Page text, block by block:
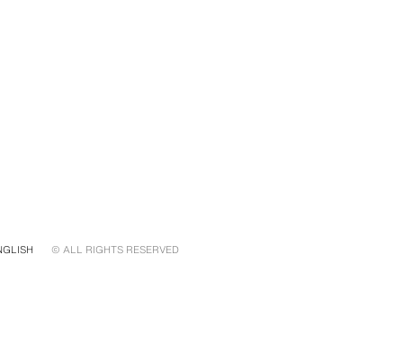
© ALL RIGHTS RESERVED